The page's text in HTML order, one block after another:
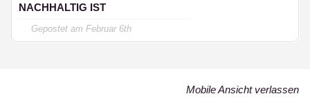
NACHHALTIG IST
Gepostet am Februar 6th
Mobile Ansicht verlassen